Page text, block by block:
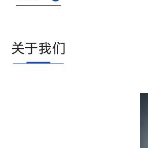
关于我们